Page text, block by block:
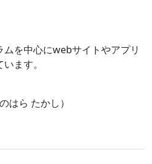
を中心にwebサイトやアプリ
ます。
のはら たかし）